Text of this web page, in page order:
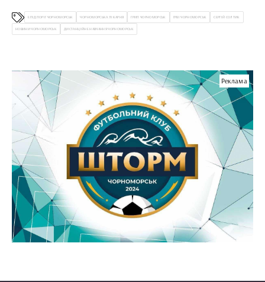
ЕПІДПОРІГ ЧОРНОМОРСЬК ЧОРНОМОРСЬКА ЛІКАРНЯ ГРИП ЧОРНОМОРСЬК ГРВІ ЧОРНОМОРСЬК СЕРГІЙ СОЛТИК
НОВИНИ ЧОРНОМОРСЬК ДИСТАНЦІЙНЕ НАВЧАННЯ ЧОРНОМОРСЬК
Реклама